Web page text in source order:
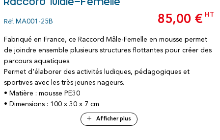
Réf. MA001-25B 85,00 € HT
Fabriqué en France, ce Raccord Mâle-Femelle en mousse permet
de joindre ensemble plusieurs structures flottantes pour créer des
parcours aquatiques.
Permet d'élaborer des activités ludiques, pédagogiques et
sportives avec les très jeunes nageurs.
• Matière : mousse PE30
• Dimensions : 100 x 30 x 7 cm
• Conditionnement : au détail
Afficher plus